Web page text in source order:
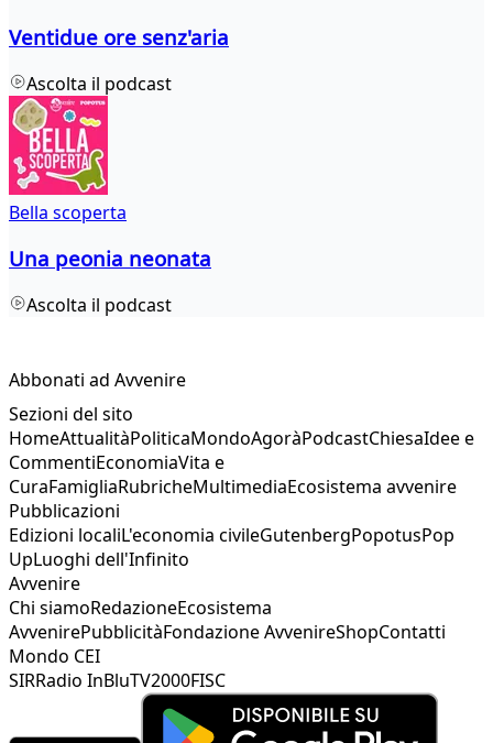
Ventidue ore senz'aria
Ascolta il podcast
Bella scoperta
Una peonia neonata
Ascolta il podcast
Abbonati ad Avvenire
Sezioni del sito
HomeAttualitàPoliticaMondoAgoràPodcastChiesaIdee e
CommentiEconomiaVita e
CuraFamigliaRubricheMultimediaEcosistema avvenire
Pubblicazioni
Edizioni localiL'economia civileGutenbergPopotusPop
UpLuoghi dell'Infinito
Avvenire
Chi siamoRedazioneEcosistema
AvvenirePubblicitàFondazione AvvenireShopContatti
Mondo CEI
SIRRadio InBluTV2000FISC